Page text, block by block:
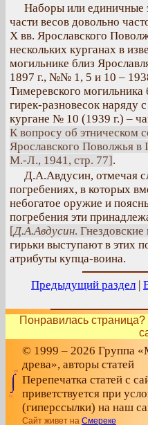
Наборы или единичные
части весов довольно
Х вв. Ярославского
нескольких курганах в
могильнике близ
1897 г., №№ 1, 5 и 10 –
Тимеревского
гирек-разновесок наряду
кургане № 10 (1939 г.) –
К вопросу об этническом
Ярославского Поволжья
М.-Л., 1941, стр. 77].
Д.А.Авдусин, отмечая
погребениях, в которых
небогатое оружие и
погребения эти
[Д.А.Авдусин.
гирьки выступают в этих
атрибуты купца-воина.
Предыдущий раздел |
Понравилась страница?
© 1999 – 2026 Группа
древа», авторы статей
Перепечатка статей с
приветствуется при
(гиперссылки) на наш
Сайт живет на Смереке